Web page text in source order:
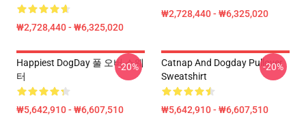
₩2,728,440 - ₩6,325,020
₩2,728,440 - ₩6,325,020
Happiest DogDay 풀 오버 스웨
터
₩5,642,910 - ₩6,607,510
-20%
Catnap And Dogday Pullover
Sweatshirt
₩5,642,910 - ₩6,607,510
-20%